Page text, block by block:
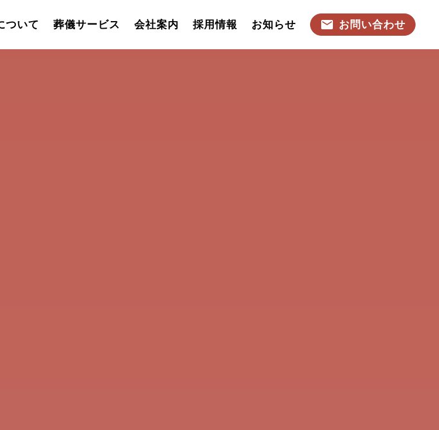
ついて 葬儀サービス 会社案内 採用情報 お知らせ お問い合わせ